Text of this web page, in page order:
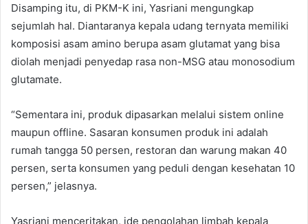
Disamping itu, di PKM-K ini, Yasriani mengungkap
sejumlah hal. Diantaranya kepala udang ternyata memiliki
komposisi asam amino berupa asam glutamat yang bisa
diolah menjadi penyedap rasa non-MSG atau monosodium
glutamate.
“Sementara ini, produk dipasarkan melalui sistem online
maupun offline. Sasaran konsumen produk ini adalah
rumah tangga 50 persen, restoran dan warung makan 40
persen, serta konsumen yang peduli dengan kesehatan 10
persen,” jelasnya.
Yasriani menceritakan, ide pengolahan limbah kepala